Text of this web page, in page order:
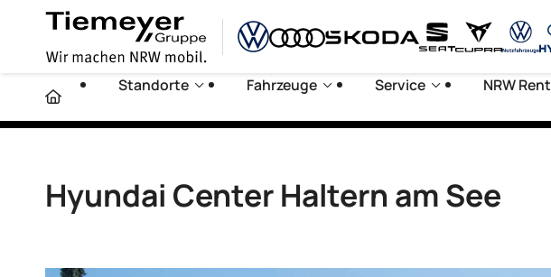
Standorte Fahrzeuge Service NRW Rent
Hyundai Center Haltern am See